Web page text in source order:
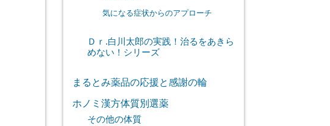
気になる症状からのアプローチ
Ｄｒ.白川太郎の実践！治るをあきら
めない！シリーズ
まるとみ薬品の応援と感謝の輪
ホノミ漢方体質別選薬
その他の体質